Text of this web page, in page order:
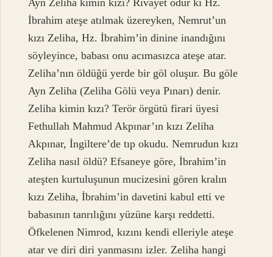
Ayn Zeliha kimin kızı? Rivayet odur ki Hz.
İbrahim ateşe atılmak üzereyken, Nemrut’un
kızı Zeliha, Hz. İbrahim’in dinine inandığını
söyleyince, babası onu acımasızca ateşe atar.
Zeliha’nın öldüğü yerde bir göl oluşur. Bu göle
Ayn Zeliha (Zeliha Gölü veya Pınarı) denir.
Zeliha kimin kızı? Terör örgütü firari üyesi
Fethullah Mahmud Akpınar’ın kızı Zeliha
Akpınar, İngiltere’de tıp okudu. Nemrudun kızı
Zeliha nasıl öldü? Efsaneye göre, İbrahim’in
ateşten kurtuluşunun mucizesini gören kralın
kızı Zeliha, İbrahim’in davetini kabul etti ve
babasının tanrılığını yüzüne karşı reddetti.
Öfkelenen Nimrod, kızını kendi elleriyle ateşe
atar ve diri diri yanmasını izler. Zeliha hangi